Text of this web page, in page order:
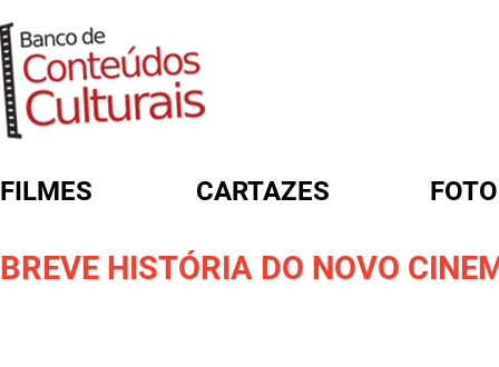
FILMES CARTAZES
BREVE HISTÓRIA DO NOVO
FORMULÁRIO DE BUSCA